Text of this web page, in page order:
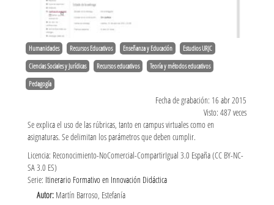
Humanidades Recursos Educativos Enseñanza y Educación Estudios URJC
Ciencias Sociales y Jurídicas Recursos educativos Teoría y métodos educativos
Pedagogía
Fecha de grabación: 16 abr 2015
Visto: 487 veces
Se explica el uso de las rúbricas, tanto en campus virtuales como en
asignaturas. Se delimitan los parámetros que deben cumplir.
Licencia: Reconocimiento-NoComercial-CompartirIgual 3.0 España (CC BY-NC-
SA 3.0 ES)
Serie: Itinerario Formativo en Innovación Didáctica
Autor: Martín Barroso, Estefanía